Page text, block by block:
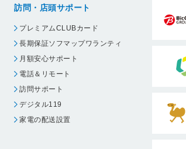
訪問・店頭サポート
プレミアムCLUBカード
長期保証ソフマップワランティ
月額安心サポート
電話＆リモート
訪問サポート
デジタル119
家電の配送設置